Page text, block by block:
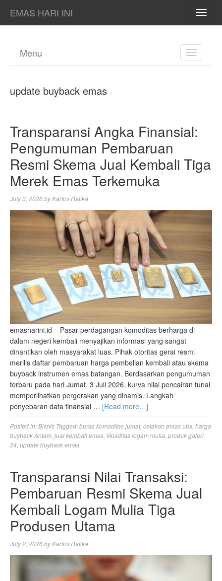
EMAS HARI INI
TOGGLE
Menu
update buyback emas
Transparansi Angka Finansial:
Pengumuman Pembaruan
Resmi Skema Jual Kembali Tiga
Merek Emas Terkemuka
July 3, 2026byKartini Ratika
emasharini.id – Pasar perdagangan komoditas berharga di
dalam negeri kembali menyajikan informasi yang sangat
dinantikan oleh masyarakat luas. Pihak otoritas gerai resmi
merilis daftar pembaruan harga pembelian kembali atau skema
buyback instrumen emas batangan. Berdasarkan pengumuman
terbaru pada hari Jumat, 3 Juli 2026, kurva nilai pencairan tunai
memperlihatkan pergerakan yang dinamis. Langkah
penyebaran data finansial … [Read more…]
Posted in:Bisnis Tagged:bursa komoditas jumat, cetakan emas ubs harga
buyback Antam jual kembali emas likuiditas logam mulia produk galeri
24 update buyback emas
Transparansi Nilai Transaksi:
Pembaruan Resmi Skema Jual
Kembali Logam Mulia Tiga
Produsen Utama
July 2, 2026byKartini Ratika